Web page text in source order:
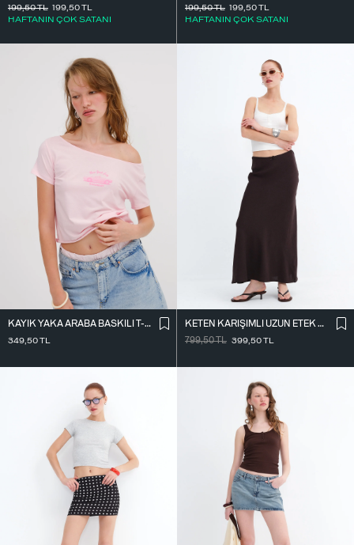
199,50TL
HAFTANIN ÇOK SATANI
199,50TL
199,50TL
HAFTANIN ÇOK SATANI
199,50TL
KAYIK YAKA ARABA BASKILI T-SHIRT P1802
349,50TL
KETEN KARIŞIMLI UZUN ETEK E18087
799,50TL 399,50TL